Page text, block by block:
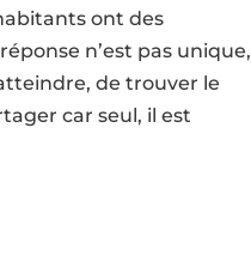
ont des
n’est pas unique,
de trouver le
car seul, il est